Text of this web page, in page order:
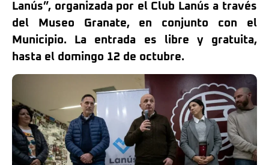
Lanús”, organizada por el Club Lanús a través
del Museo Granate, en conjunto con el
Municipio. La entrada es libre y gratuita,
hasta el domingo 12 de octubre.